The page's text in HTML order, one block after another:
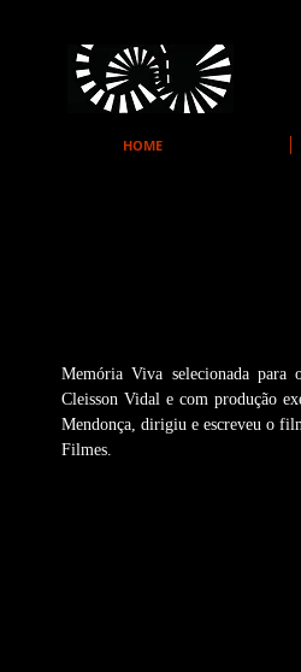
HOME
Memória Viva selecionada
Cleisson Vidal e com produção
Mendonça, dirigiu e escreveu o
Filmes.